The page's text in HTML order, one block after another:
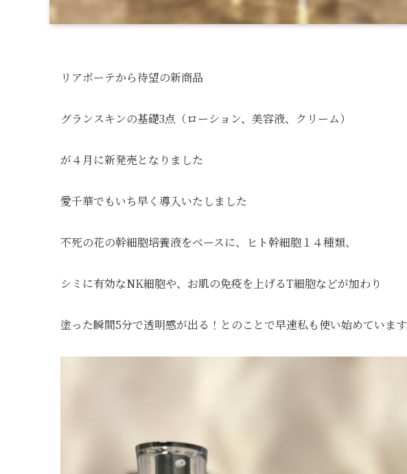
リアボーテから待望の新商品
グランスキンの基礎3点（ローション、美容液、クリーム）
が４月に新発売となりました
愛千華でもいち早く導入いたしました
不死の花の幹細胞培養液をベースに、ヒト幹細胞１４種類、
シミに有効なNK細胞や、お肌の免疫を上げるT細胞などが加わり
塗った瞬間5分で透明感が出る！とのことで早速私も使い始めています